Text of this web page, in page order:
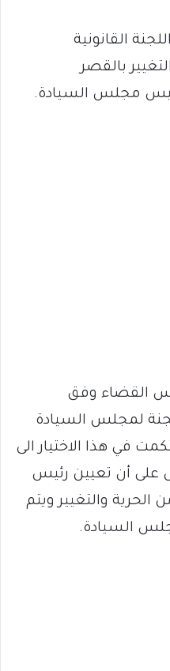
القانونية
بالقصر
مجلس السيادة.
القضاء وفق
لمجلس السيادة
في هذا الاختيار الى
على أن تعيين رئيس
الحرية والتغيير ويتم
السيادة.